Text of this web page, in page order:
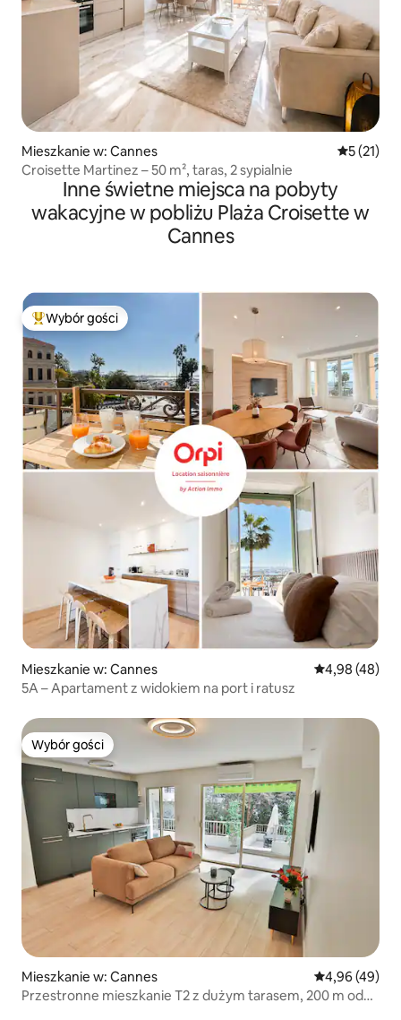
Mieszkanie w: Cannes Średnia
5 (21)
Croisette Martinez – 50 m², taras, 2 sypialnie
Inne świetne miejsca na pobyty
wakacyjne w pobliżu Plaża Croisette w
Cannes
Najpopularniejsze z kategorii Wybór gości
Wybór gości
Mieszkanie w: Cannes Średnia
4,98 (48)
5A – Apartament z widokiem na port i ratusz
Wybór gości
Wybór gości
Mieszkanie w: Cannes Średnia
4,96 (49)
Przestronne mieszkanie T2 z dużym tarasem, 200 m od